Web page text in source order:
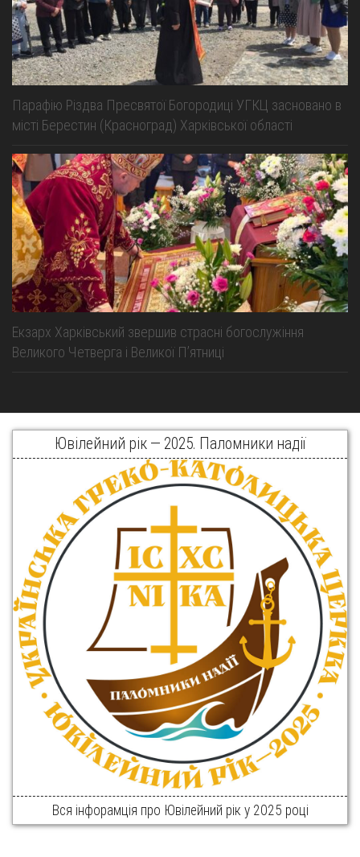
Парафію Різдва Пресвятої Богородиці УГКЦ засновано в
місті Берестин (Красноград) Харківської області
Екзарх Харківський звершив страсні богослужіння
Великого Четверга і Великої Пʼятниці
Ювілейний рік — 2025. Паломники надії
Вся інфорамція про Ювілейний рік у 2025 році